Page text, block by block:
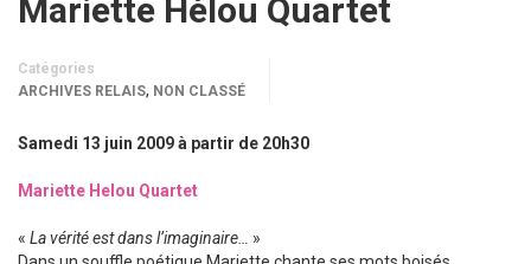
Mariette Hélou Quartet
Catégories
ARCHIVES RELAIS, NON CLASSÉ
Samedi 13 juin 2009 à partir de 20h30
Mariette Helou Quartet
« La vérité est dans l’imaginaire…
»